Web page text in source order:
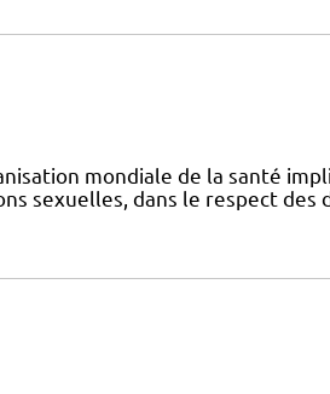
mondiale de la santé
sexuelles, dans le respect des